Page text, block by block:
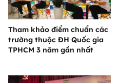
Tham khảo điểm chuẩn các
trường thuộc ĐH Quốc gia
TPHCM 3 năm gần nhất